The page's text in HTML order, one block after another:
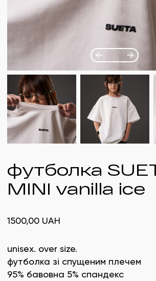
футболка
MINI vanilla ice
1500,00 UAH
unisex. over size.
футболка зі спущеним плечем
95% бавовна 5% спандекс